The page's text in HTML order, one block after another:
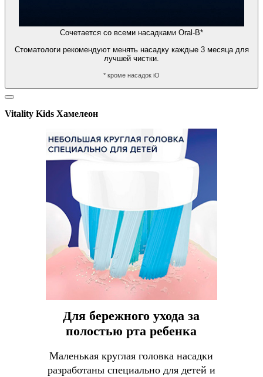
Сочетается со всеми насадками Oral-B*
Стоматологи рекомендуют менять насадку каждые 3 месяца для
лучшей чистки.
* кроме насадок iO
Vitality Kids Хамелеон
Для бережного ухода за
полостью рта ребенка
Маленькая круглая головка насадки
разработаны специально для детей и